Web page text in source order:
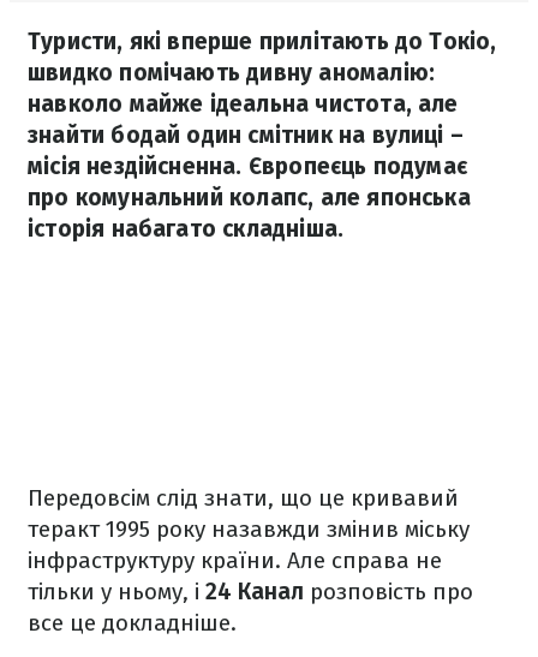
Туристи, які вперше прилітають до Токіо,
швидко помічають дивну аномалію:
навколо майже ідеальна чистота, але
знайти бодай один смітник на вулиці –
місія нездійсненна. Європеєць подумає
про комунальний колапс, але японська
історія набагато складніша.
Передовсім слід знати, що це кривавий
теракт 1995 року назавжди змінив міську
інфраструктуру країни. Але справа не
тільки у ньому, і 24 Канал розповість про
все це докладніше.